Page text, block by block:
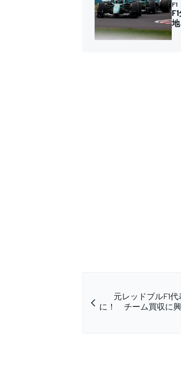
F1
元レッドブルF1
に！ チーム買収に